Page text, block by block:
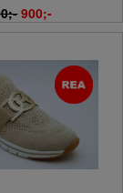
900;-